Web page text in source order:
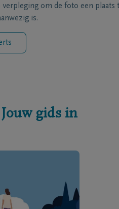
verpleging om de foto een
is.
gids in